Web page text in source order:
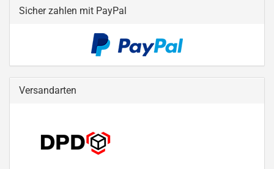
Sicher zahlen mit PayPal
Versandarten